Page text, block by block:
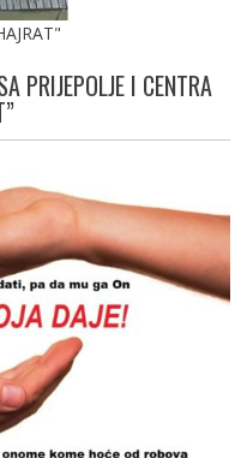
PRIJEPOLJE I CENTRA